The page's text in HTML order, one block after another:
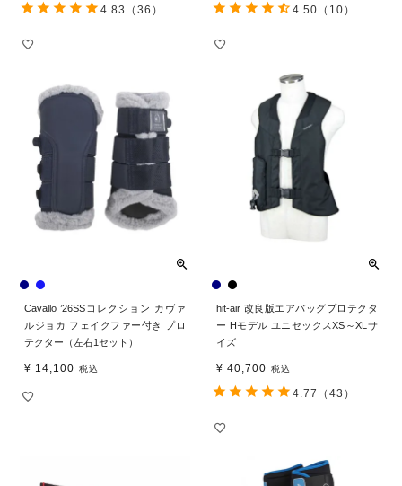
4.83 （36） 4.50 （10）
Cavallo ’26SSコレクション カヴァ
ルジョカ フェイクファー付き プロ
テクター（左右1セット）
¥ 14,100 税込
hit-air 改良版エアバッグプロテクタ
ー Hモデル ユニセックスXS～XLサ
イズ
¥ 40,700 税込
4.77 （43）